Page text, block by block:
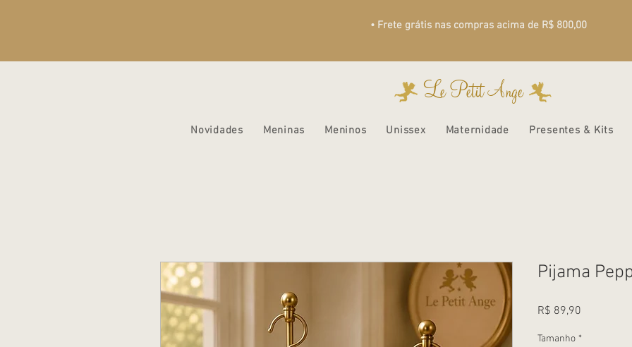
• Frete grátis nas compras acima de R$ 800,00
Le Petit Ange
Novidades Meninas Meninos Unissex Maternidade Presentes & Kits
Pijama
R$ 89,90
Tamanho *